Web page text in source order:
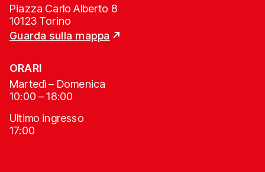
Piazza Carlo Alberto 8
10123 Torino
Guarda sulla mappa
ORARI
Martedì – Domenica
10:00 – 18:00
Ultimo ingresso
17:00